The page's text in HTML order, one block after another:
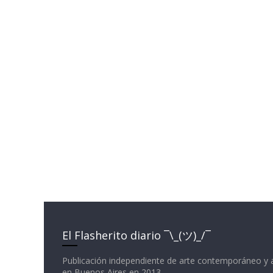
El Flasherito diario ¯\_(ツ)_/¯
Publicación independiente de arte contemporáneo y